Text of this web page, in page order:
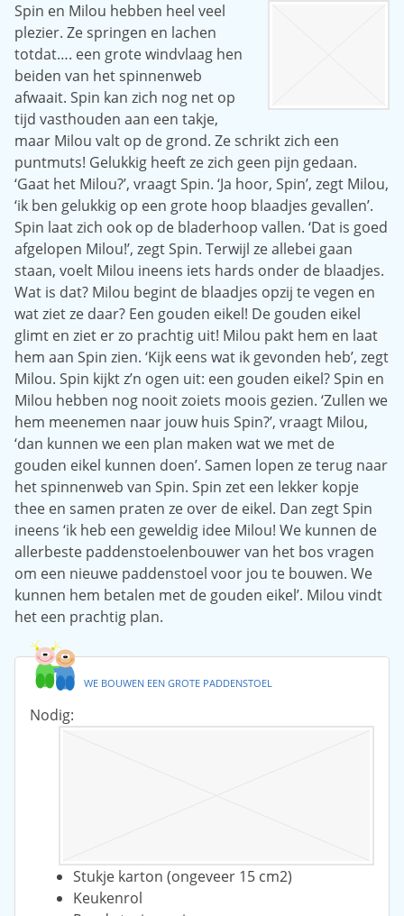
Spin en Milou hebben heel veel
plezier. Ze springen en lachen
totdat…. een grote windvlaag hen
beiden van het spinnenweb
afwaait. Spin kan zich nog net op
tijd vasthouden aan een takje,
maar Milou valt op de grond. Ze schrikt zich een
puntmuts! Gelukkig heeft ze zich geen pijn gedaan.
‘Gaat het Milou?’, vraagt Spin. ‘Ja hoor, Spin’, zegt Milou,
‘ik ben gelukkig op een grote hoop blaadjes gevallen’.
Spin laat zich ook op de bladerhoop vallen. ‘Dat is goed
afgelopen Milou!’, zegt Spin. Terwijl ze allebei gaan
staan, voelt Milou ineens iets hards onder de blaadjes.
Wat is dat? Milou begint de blaadjes opzij te vegen en
wat ziet ze daar? Een gouden eikel! De gouden eikel
glimt en ziet er zo prachtig uit! Milou pakt hem en laat
hem aan Spin zien. ‘Kijk eens wat ik gevonden heb’, zegt
Milou. Spin kijkt z’n ogen uit: een gouden eikel? Spin en
Milou hebben nog nooit zoiets moois gezien. ‘Zullen we
hem meenemen naar jouw huis Spin?’, vraagt Milou,
‘dan kunnen we een plan maken wat we met de
gouden eikel kunnen doen’. Samen lopen ze terug naar
het spinnenweb van Spin. Spin zet een lekker kopje
thee en samen praten ze over de eikel. Dan zegt Spin
ineens ‘ik heb een geweldig idee Milou! We kunnen de
allerbeste paddenstoelenbouwer van het bos vragen
om een nieuwe paddenstoel voor jou te bouwen. We
kunnen hem betalen met de gouden eikel’. Milou vindt
het een prachtig plan.
WE BOUWEN EEN GROTE PADDENSTOEL
Nodig:
Stukje karton (ongeveer 15 cm2)
Keukenrol